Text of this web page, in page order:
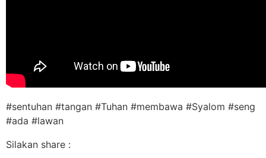
#sentuhan #tangan #Tuhan #membawa #Syalom #seng
#ada #lawan
Silakan share :